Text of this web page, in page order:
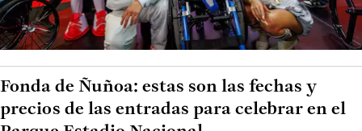
Fonda de Ñuñoa: estas son las fechas y
precios de las entradas para celebrar en el